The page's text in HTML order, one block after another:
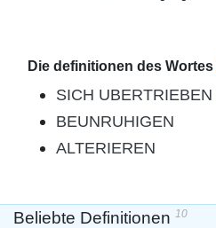
Die definitionen des Wortes
SICH
BEUNRUHIGEN
ALTERIEREN
Beliebte Definitionen 10